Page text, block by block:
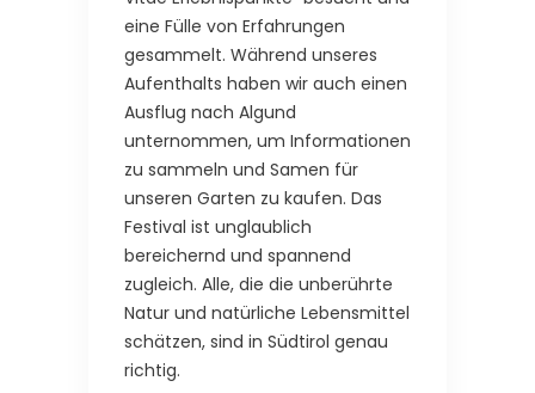
eine Fülle von Erfahrungen
gesammelt. Während unseres
Aufenthalts haben wir auch einen
Ausflug nach Algund
unternommen, um Informationen
zu sammeln und Samen für
unseren Garten zu kaufen. Das
Festival ist unglaublich
bereichernd und spannend
zugleich. Alle, die die unberührte
Natur und natürliche Lebensmittel
schätzen, sind in Südtirol genau
richtig.